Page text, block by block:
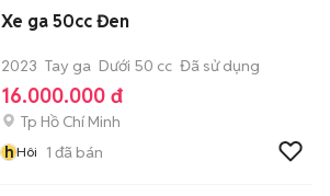
Xe ga 50cc Đen
2023 Tay ga Dưới 50 cc Đã sử dụng
16.000.000 đ
Tp Hồ Chí Minh
hHôi 1 đã bán